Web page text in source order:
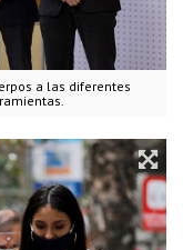
a las diferentes